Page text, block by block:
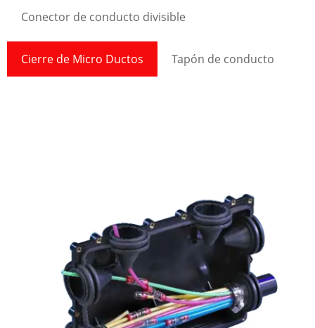
Conector de conducto divisible
Cierre de Micro Ductos Tapón de conducto